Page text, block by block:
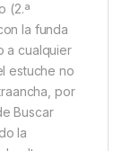
(2.ª
la funda
a cualquier
estuche no
por
Buscar
la